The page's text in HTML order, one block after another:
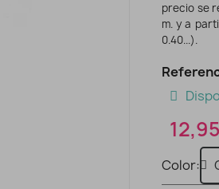
precio se
m. y a
0.40...).
Color